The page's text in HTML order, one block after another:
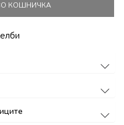
КОШНИЧКА